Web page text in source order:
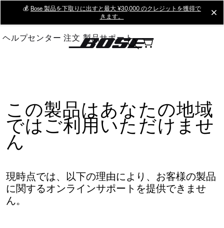
Main
💰 Bose 製品を下取りに出すと最大 ¥30,000 のクレジットを獲得で
きます。
ヘルプセンター 注文 製品サポート
この製品はあなたの地域
ではご利用いただけませ
ん
現時点では、以下の理由により、お客様の製品
に関するオンラインサポートを提供できませ
ん。